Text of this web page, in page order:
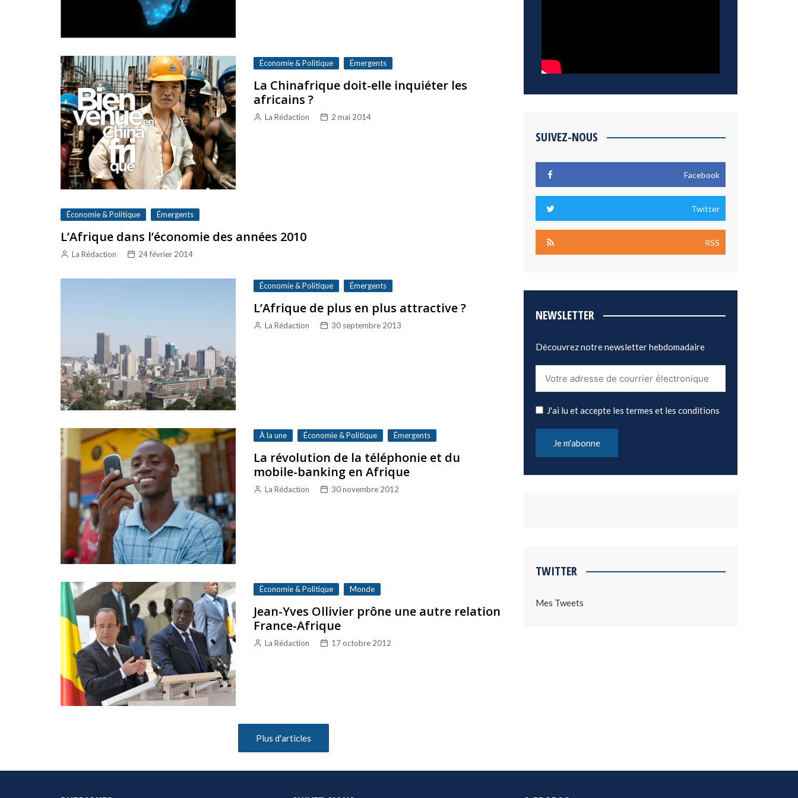
Économie & Politique Émergents
La Chinafrique doit-elle inquiéter les
africains ?
La Rédaction 2 mai 2014
Économie & Politique Émergents
L’Afrique dans l’économie des années 2010
La Rédaction 24 février 2014
Économie & Politique Émergents
L’Afrique de plus en plus attractive ?
La Rédaction 30 septembre 2013
À la une Économie & Politique Émergents
La révolution de la téléphonie et du
mobile-banking en Afrique
La Rédaction 30 novembre 2012
Économie & Politique Monde
Jean-Yves Ollivier prône une autre relation
France-Afrique
La Rédaction 17 octobre 2012
Plus d'articles
SUIVEZ-NOUS
Facebook
Twitter
RSS
NEWSLETTER
Découvrez notre newsletter hebdomadaire
J'ai lu et accepte les termes et les conditions
TWITTER
Mes Tweets